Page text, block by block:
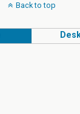
Back to top